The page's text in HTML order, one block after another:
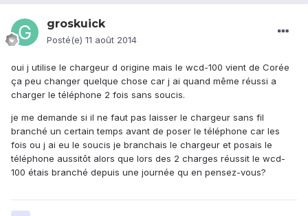
groskuick
Posté(e) 11 août 2014
oui j utilise le chargeur d origine mais le wcd-100 vient de Corée
ça peu changer quelque chose car j ai quand même réussi a
charger le téléphone 2 fois sans soucis.
je me demande si il ne faut pas laisser le chargeur sans fil
branché un certain temps avant de poser le téléphone car les
fois ou j ai eu le soucis je branchais le chargeur et posais le
téléphone aussitôt alors que lors des 2 charges réussit le wcd-
100 étais branché depuis une journée qu en pensez-vous?